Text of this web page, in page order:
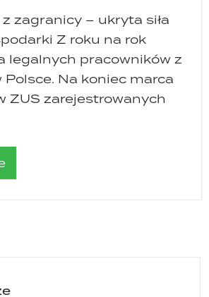
zagranicy – ukryta siła
Z roku na rok
legalnych pracowników z
Na koniec marca
ZUS zarejestrowanych